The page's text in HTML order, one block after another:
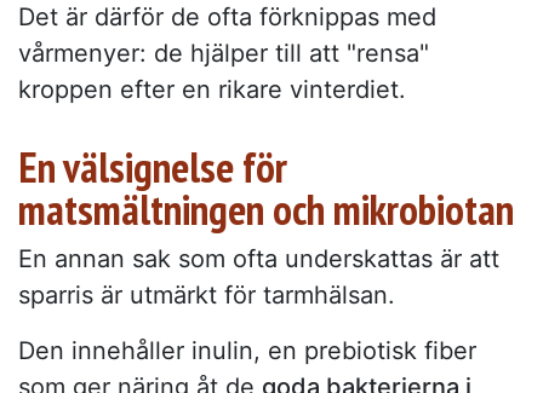
Det är därför de ofta förknippas med
vårmenyer: de hjälper till att "rensa"
kroppen efter en rikare vinterdiet.
En välsignelse för
matsmältningen och mikrobiotan
En annan sak som ofta underskattas är att
sparris är utmärkt för tarmhälsan.
Den innehåller inulin, en prebiotisk fiber
som ger näring åt de goda bakterierna i